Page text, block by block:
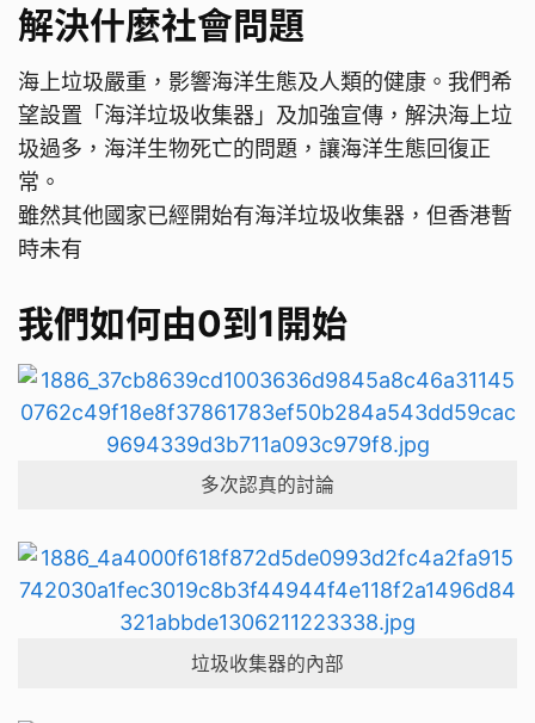
解決什麼社會問題
海上垃圾嚴重，影響海洋生態及人類的健康。我們希
望設置「海洋垃圾收集器」及加強宣傳，解決海上垃
圾過多，海洋生物死亡的問題，讓海洋生態回復正
常。
雖然其他國家已經開始有海洋垃圾收集器，但香港暫
時未有
我們如何由0到1開始
多次認真的討論
垃圾收集器的內部